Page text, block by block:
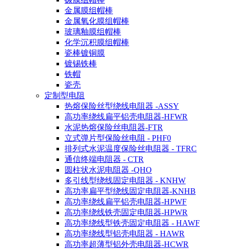
金属膜组帽棒
金属氧化膜组帽棒
玻璃釉膜组帽棒
化学沉积膜组帽棒
瓷棒镀铜膜
镀锡铁棒
铁帽
瓷壳
定制型电阻
热熔保险丝型绕线电阻器 -ASSY
高功率绕线扁平铝壳电阻器-HFWR
水泥热熔保险丝电阻器-FTR
立式弹片型保险丝电阻 - PHF0
排列式水泥温度保险丝电阻器 - TFRC
通信终端电阻器 - CTR
圆柱状水泥电阻器 -QHO
多引线型绕线固定电阻器 - KNHW
高功率扁平型绕线固定电阻器-KNHB
高功率绕线扁平铝壳电阻器-HPWF
高功率绕线铁壳固定电阻器-HPWR
高功率绕线型铁壳固定电阻器 - HAWF
高功率绕线型铝壳电阻器 - HAWR
高功率超薄型铝外壳电阻器-HCWR